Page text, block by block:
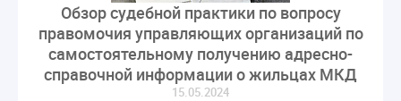
Обзор судебной практики по вопросу
правомочия управляющих организаций по
самостоятельному получению адресно-
справочной информации о жильцах МКД
15.05.2024